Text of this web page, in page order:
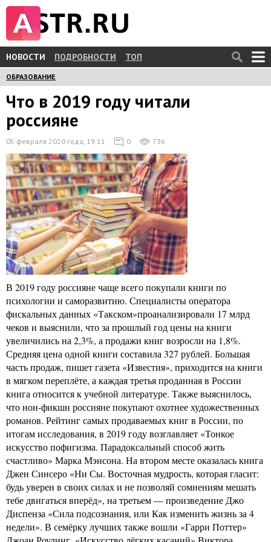
НОВОСТИ ПОДРОБНОСТИ ТОП
ОБРАЗОВАНИЕ
Что в 2019 году читали
россияне
05 февраля 2020 года, 19:11 0 736
В 2019 году россияне чаще всего покупали книги по
психологии и саморазвитию. Специалисты оператора
фискальных данных «Такском»проанализировали 17 млрд
чеков и выяснили, что за прошлый год цены на книги
увеличились на 2,3%, а продажи книг возросли на 1,8%.
Средняя цена одной книги составила 327 рублей. Большая
часть продаж, пишет газета «Известия», приходится на книги
в мягком переплёте, а каждая третья проданная в России
книга относится к учебной литературе. Также выяснилось,
что нон-фикшн россияне покупают охотнее художественных
романов. Рейтинг самых продаваемых книг в России, по
итогам исследования, в 2019 году возглавляет «Тонкое
искусство пофигизма. Парадоксальный способ жить
счастливо» Марка Мэнсона. На втором месте оказалась книга
Джен Синсеро «Ни Сы. Восточная мудрость, которая гласит:
будь уверен в своих силах и не позволяй сомнениям мешать
тебе двигаться вперёд», на третьем — произведение Джо
Диспенза «Сила подсознания, или Как изменить жизнь за 4
недели». В семёрку лучших также вошли «Гарри Поттер»